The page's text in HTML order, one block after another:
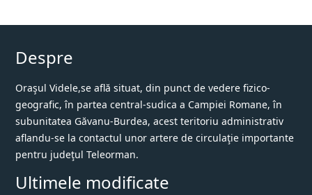
Despre
Oraşul Videle,se află situat, din punct de vedere fizico-
geografic, în partea central-sudica a Campiei Romane, în
subunitatea Găvanu-Burdea, acest teritoriu administrativ
aflandu-se la contactul unor artere de circulaţie importante
pentru judeţul Teleorman.
Ultimele modificate